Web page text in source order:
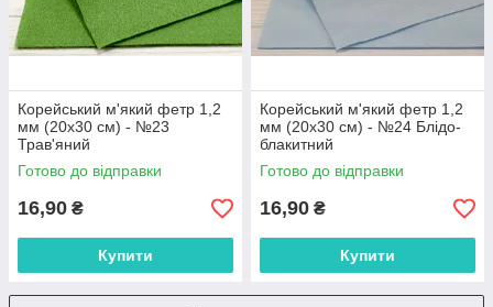
Корейський м'який фетр 1,2
мм (20х30 см) - №23
Трав'яний
Готово до відправки
16,90 ₴
Купити
Корейський м'який фетр 1,2
мм (20х30 см) - №24 Блідо-
блакитний
Готово до відправки
16,90 ₴
Купити